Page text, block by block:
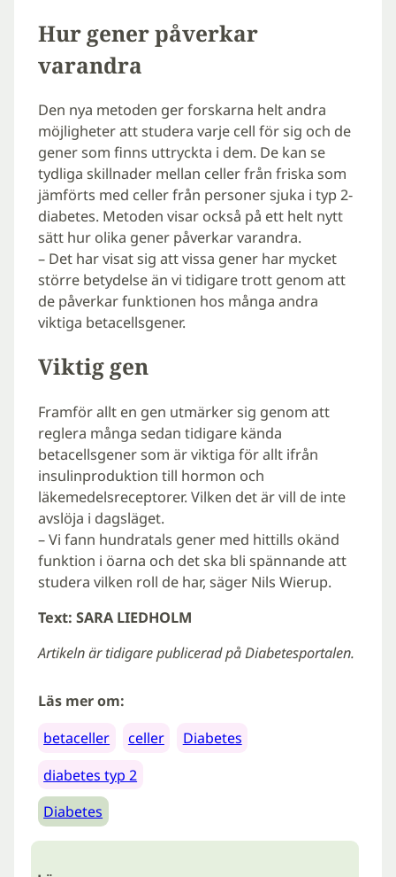
Hur gener påverkar
varandra
Den nya metoden ger forskarna helt andra
möjligheter att studera varje cell för sig och de
gener som finns uttryckta i dem. De kan se
tydliga skillnader mellan celler från friska som
jämförts med celler från personer sjuka i typ 2-
diabetes. Metoden visar också på ett helt nytt
sätt hur olika gener påverkar varandra.
– Det har visat sig att vissa gener har mycket
större betydelse än vi tidigare trott genom att
de påverkar funktionen hos många andra
viktiga betacellsgener.
Viktig gen
Framför allt en gen utmärker sig genom att
reglera många sedan tidigare kända
betacellsgener som är viktiga för allt ifrån
insulinproduktion till hormon och
läkemedelsreceptorer. Vilken det är vill de inte
avslöja i dagsläget.
– Vi fann hundratals gener med hittills okänd
funktion i öarna och det ska bli spännande att
studera vilken roll de har, säger Nils Wierup.
Text: SARA LIEDHOLM
Artikeln är tidigare publicerad på Diabetesportalen.
Läs mer om:
betaceller
celler
Diabetes
diabetes typ 2
Diabetes